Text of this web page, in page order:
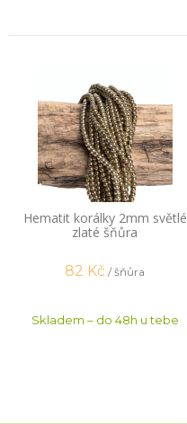
Hematit korálky 2mm světlé
zlaté šňůra
82 Kč / šňůra
Skladem – do 48h u tebe